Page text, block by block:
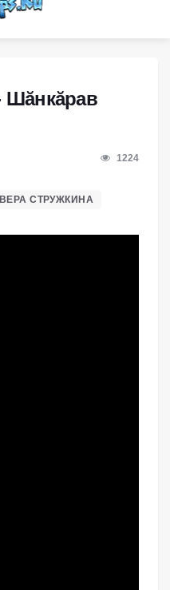
Шăнкăрав
1224
ВЕРА СТРУЖКИНА